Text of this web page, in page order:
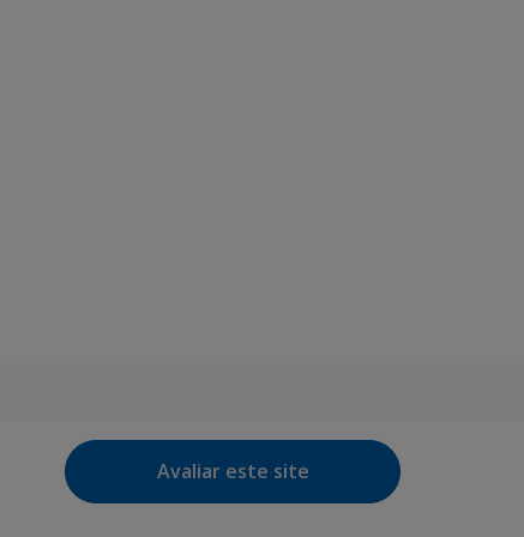
Avaliar este site